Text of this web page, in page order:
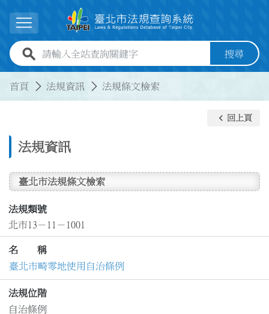
展開選單
全站查詢關鍵字欄位 搜尋
首頁 法規資訊 法規條文檢索
法規資訊
keyboard_arrow_left 回上頁
臺北市法規條文檢索
法規類號
北市13－11－1001
名 稱
臺北市畸零地使用自治條例
法規位階
自治條例